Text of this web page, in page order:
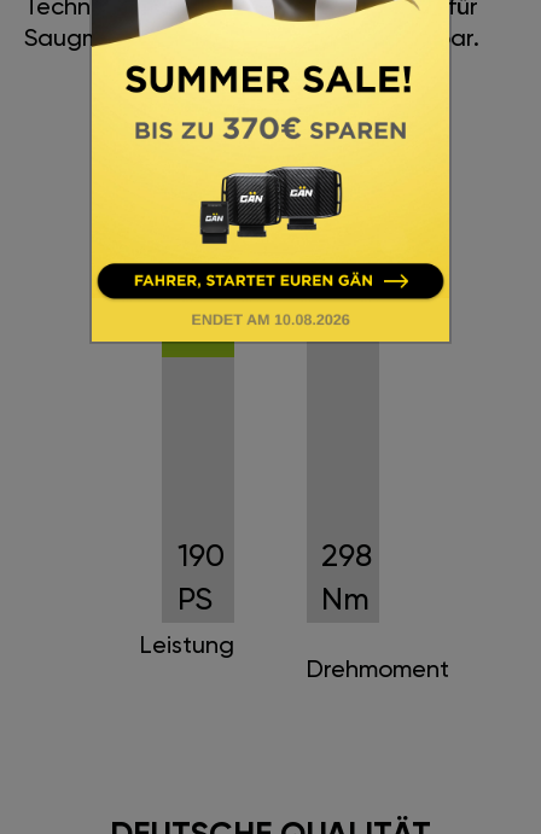
Technologien zur Leistungssteigerung für
Saugmotoren sind jetzt für Sie verfügbar.
190
PS
Leistung
23
HP
298
Nm
Drehmoment
+
36